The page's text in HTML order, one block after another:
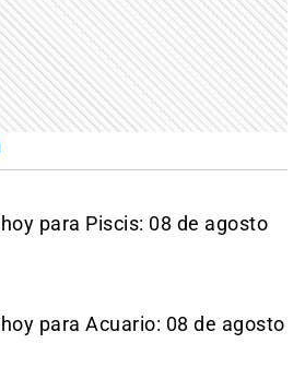
para Piscis: 08 de agosto
para Acuario: 08 de agosto